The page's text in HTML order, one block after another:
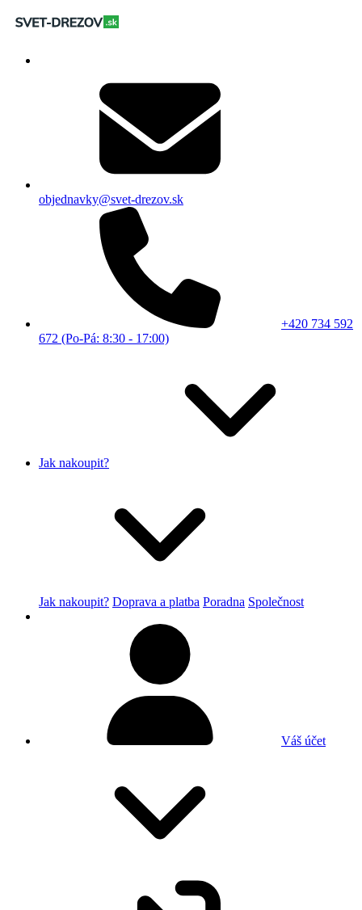
objednavky@svet-drezov.sk
+420 734 592
672 (Po-Pá: 8:30 - 17:00)
Jak nakoupit?
Jak nakoupit? Doprava a platba Poradna Společnost
Váš účet